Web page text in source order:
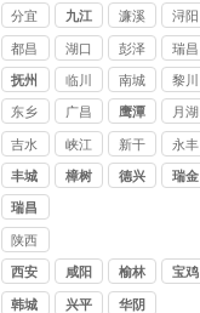
镇
分宜 九江 濂溪 浔阳
都昌 湖口 彭泽 瑞昌
抚州 临川 南城 黎川
东乡 广昌 鹰潭 月湖
吉水 峡江 新干 永丰
丰城 樟树 德兴 瑞金
瑞昌
陕西
讨债
公司
西安 咸阳 榆林 宝鸡
韩城 兴平 华阴